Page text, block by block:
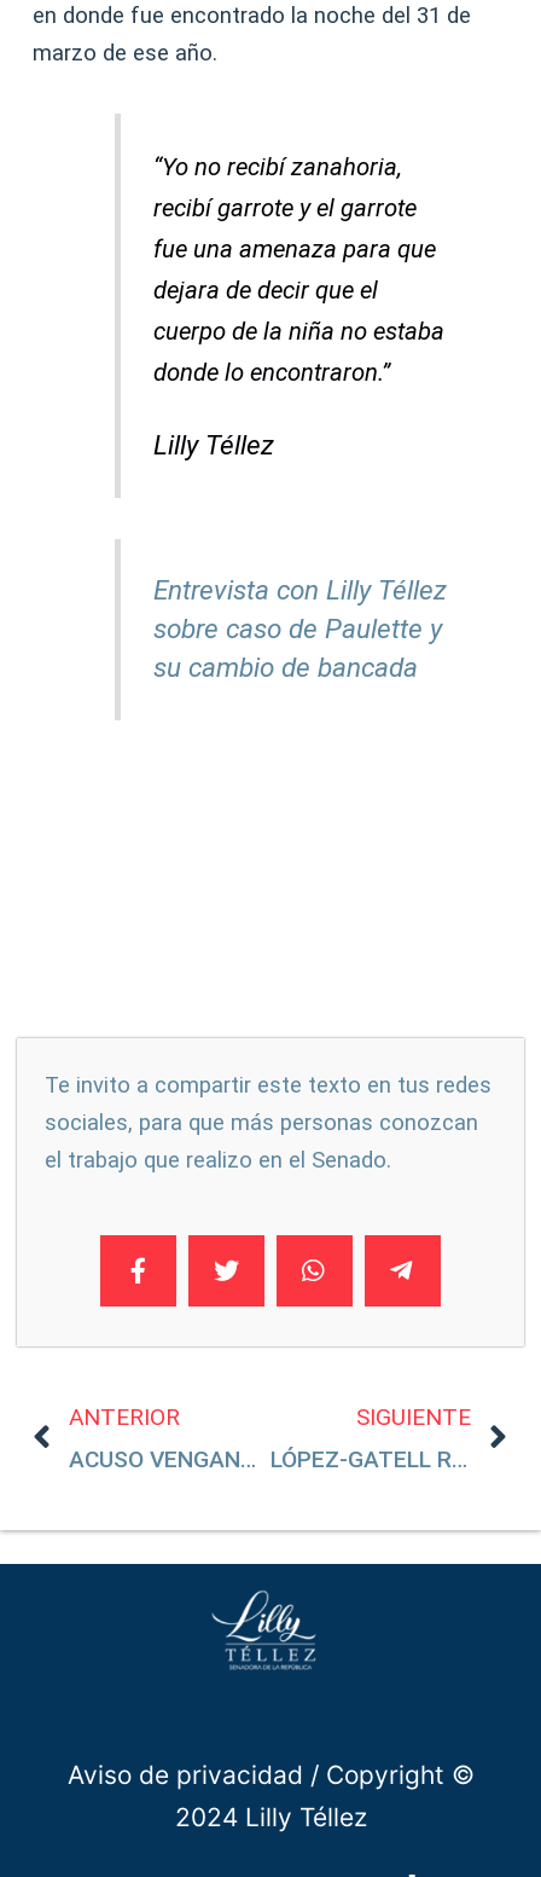
en donde fue encontrado la noche del 31 de
marzo de ese año.
“Yo no recibí zanahoria,
recibí garrote y el garrote
fue una amenaza para que
dejara de decir que el
cuerpo de la niña no estaba
donde lo encontraron.”
Lilly Téllez
Entrevista con Lilly Téllez
sobre caso de Paulette y
su cambio de bancada
Te invito a compartir este texto en tus redes
sociales, para que más personas conozcan
el trabajo que realizo en el Senado.
ANTERIOR
ACUSO VENGANZA EN MI CONTRA
SIGUIENTE
LÓPEZ-GATELL RECHAZA CARTA PARA ATENCIÓN DE MUJERES CON CÁNCER
Aviso de privacidad / Copyright ©
2024 Lilly Téllez